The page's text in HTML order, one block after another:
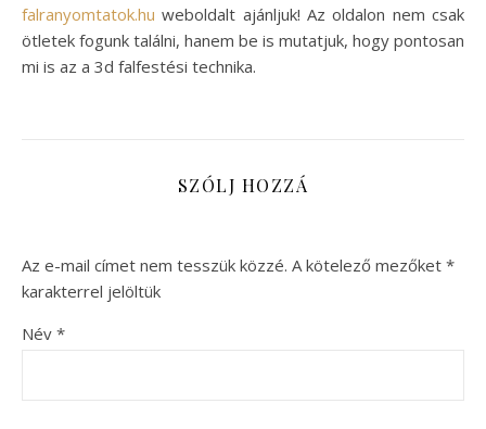
falranyomtatok.hu weboldalt ajánljuk! Az oldalon nem csak
ötletek fogunk találni, hanem be is mutatjuk, hogy pontosan
mi is az a 3d falfestési technika.
SZÓLJ HOZZÁ
Az e-mail címet nem tesszük közzé. A kötelező mezőket *
karakterrel jelöltük
Név *